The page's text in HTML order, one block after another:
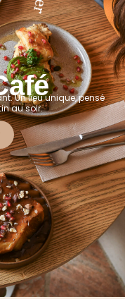
Un lieu unique, pensé
au soir.